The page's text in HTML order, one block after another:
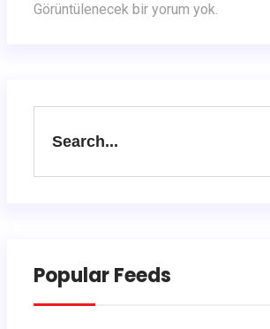
Görüntülenecek bir yorum yok.
Popular Feeds